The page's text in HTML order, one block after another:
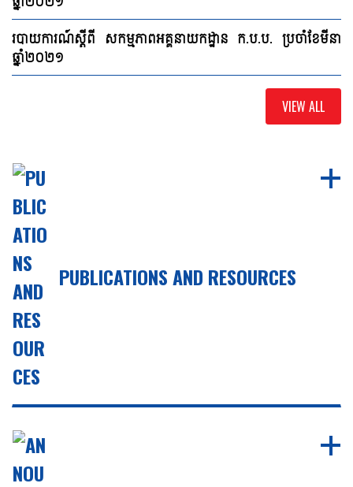
របាយការណ៍ស្ដីពី សកម្មភាពអគ្គនាយកដ្ឋាន ក.ប.ប. ប្រចាំខែមីនា
ឆ្នាំ២០២១
VIEW ALL
PUBLICATIONS AND RESOURCES